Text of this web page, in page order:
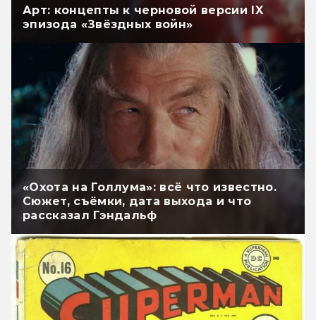
Арт: концепты к черновой версии IX
эпизода «Звёздных войн»
«Охота на Голлума»: всё что известно.
Сюжет, съёмки, дата выхода и что
рассказал Гэндальф